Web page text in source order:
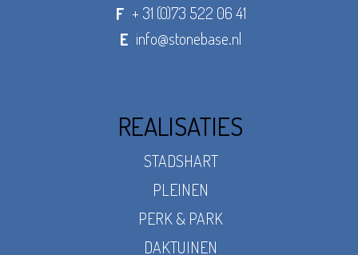
F + 31 (0)73 522 06 41
E info@stonebase.nl
REALISATIES
STADSHART
PLEINEN
PERK & PARK
DAKTUINEN